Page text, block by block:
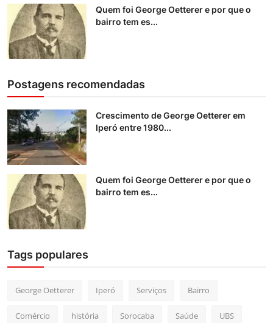
Quem foi George Oetterer e por que o
bairro tem es...
Postagens recomendadas
Crescimento de George Oetterer em
Iperó entre 1980...
Quem foi George Oetterer e por que o
bairro tem es...
Tags populares
George Oetterer Iperó Serviços Bairro
Comércio história Sorocaba Saúde UBS